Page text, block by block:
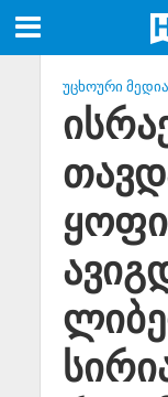
ᲣᲪᲮᲝᲣᲠᲘ ᲛᲔᲓᲘᲐ